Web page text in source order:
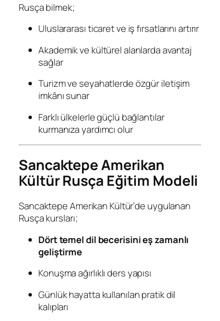
Rusça bilmek;
Uluslararası ticaret ve iş fırsatlarını artırır
Akademik ve kültürel alanlarda avantaj
sağlar
Turizm ve seyahatlerde özgür iletişim
imkânı sunar
Farklı ülkelerle güçlü bağlantılar
kurmanıza yardımcı olur
Sancaktepe Amerikan
Kültür Rusça Eğitim Modeli
Sancaktepe Amerikan Kültür’de uygulanan
Rusça kursları;
Dört temel dil becerisini eş zamanlı
geliştirme
Konuşma ağırlıklı ders yapısı
Günlük hayatta kullanılan pratik dil
kalıpları